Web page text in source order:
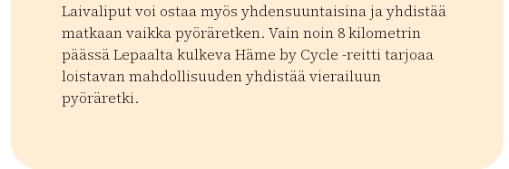
Laivaliput voi ostaa myös yhdensuuntaisina ja yhdistää
matkaan vaikka pyöräretken. Vain noin 8 kilometrin
päässä Lepaalta kulkeva Häme by Cycle -reitti tarjoaa
loistavan mahdollisuuden yhdistää vierailuun
pyöräretki.